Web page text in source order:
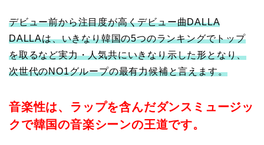
デビュー前から注目度が高くデビュー曲DALLA
DALLAは、いきなり韓国の5つのランキングでトップ
を取るなど実力・人気共にいきなり示した形となり、
次世代のNO1グループの最有力候補と言えます。
音楽性は、ラップを含んだダンスミュージッ
クで韓国の音楽シーンの王道です。